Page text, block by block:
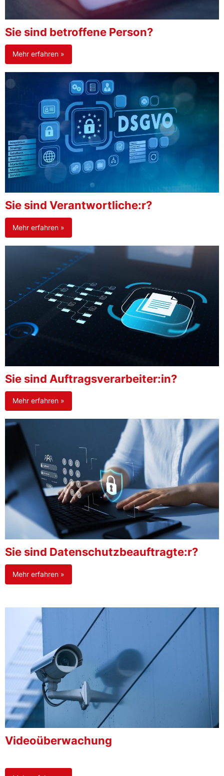
Sie sind betroffene Person?
Mehr erfahren »
Sie sind Verantwortliche:r?
Mehr erfahren »
Sie sind Auftragsverarbeiter:in?
Mehr erfahren »
Sie sind Datenschutzbeauftragte:r?
Mehr erfahren »
Videoüberwachung